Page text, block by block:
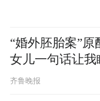
《2023中国人
美的柔润感活
计，整体32.8%
资源循环发展
“婚外胚胎案”原
女儿一句话让我
齐鲁晚报